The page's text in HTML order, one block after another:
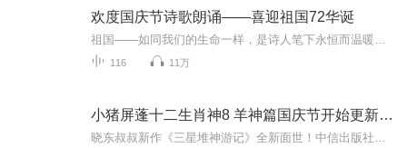
欢度国庆节诗歌朗诵——喜迎祖国72华诞
116 11万
小猪屏蓬十二生肖神8 羊神篇国庆节开始更新啦！